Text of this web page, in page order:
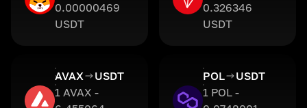
0.00000469
USDT
0.326346
USDT
AVAX
USDT
1 AVAX -
POL
USDT
1 POL -